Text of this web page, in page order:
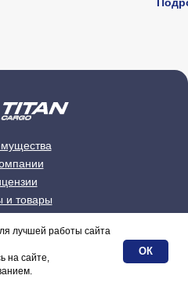
и товары
Блог
300-37-45
963-93-22
Свяжитесь с нами
лучшей работы сайта
на сайте,
ОК